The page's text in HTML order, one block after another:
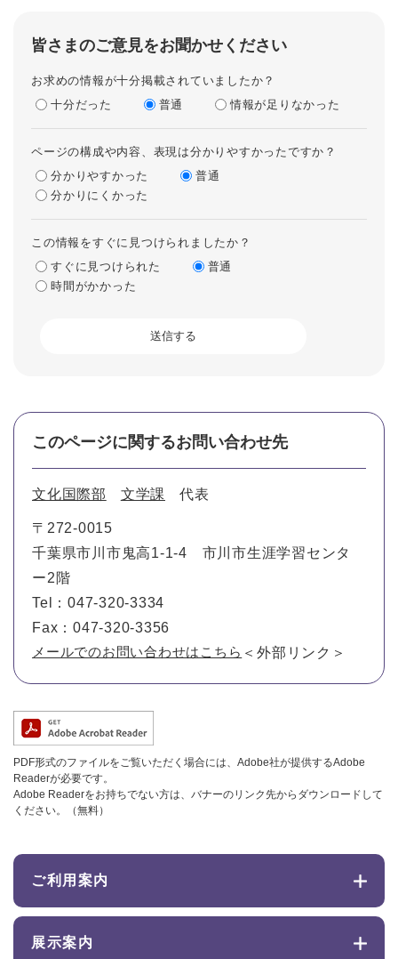
皆さまのご意見をお聞かせください
お求めの情報が十分掲載されていましたか？
十分だった
普通 情報が足りなかった
ページの構成や内容、表現は分かりやすかったですか？
分かりやすかった
普通
分かりにくかった
この情報をすぐに見つけられましたか？
すぐに見つけられた
普通
時間がかかった
このページに関するお問い合わせ先
文化国際部 文学課 代表
〒272-0015
千葉県市川市鬼高1-1-4 市川市生涯学習センタ
ー2階
Tel：047-320-3334
Fax：047-320-3356
メールでのお問い合わせはこちら ＜外部リンク＞
PDF形式のファイルをご覧いただく場合には、Adobe社が提供するAdobe
Readerが必要です。
Adobe Readerをお持ちでない方は、バナーのリンク先からダウンロードして
ください。（無料）
ご利用案内
展示案内